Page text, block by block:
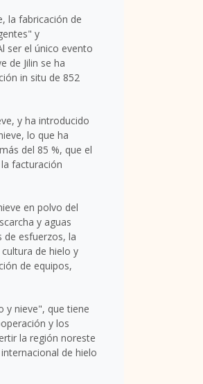
la fabricación de
y
ser el único evento
de Jilin se ha
in situ de 852
y ha introducido
lo que ha
del 85 %, que el
facturación
en polvo del
y aguas
de esfuerzos, la
de hielo y
de equipos,
y nieve", que tiene
y los
la región noreste
de hielo